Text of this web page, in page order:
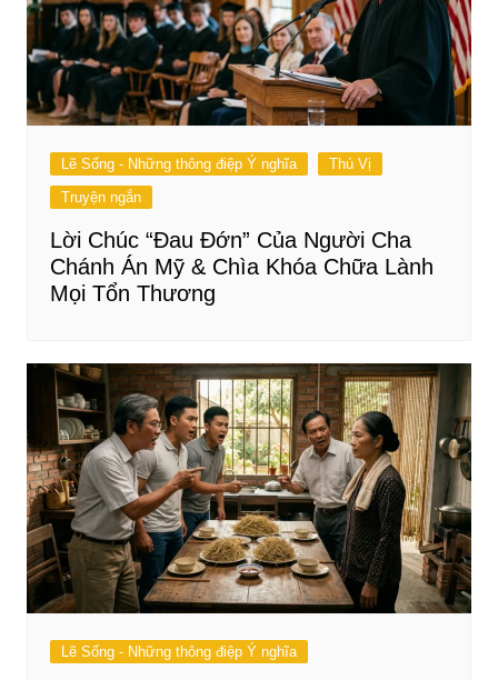
Lẽ Sống - Những thông điệp Ý nghĩa
Thú Vị
Truyện ngắn
Lời Chúc “Đau Đớn” Của Người Cha
Chánh Án Mỹ & Chìa Khóa Chữa Lành
Mọi Tổn Thương
Lẽ Sống - Những thông điệp Ý nghĩa